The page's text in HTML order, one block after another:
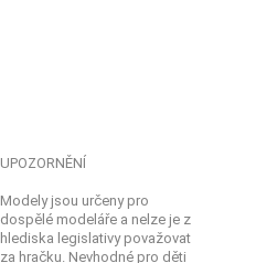
UPOZORNĚNÍ
Modely jsou určeny pro
dospělé modeláře a nelze je z
hlediska legislativy považovat
za hračku. Nevhodné pro děti